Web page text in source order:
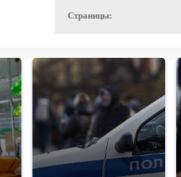
Страницы: